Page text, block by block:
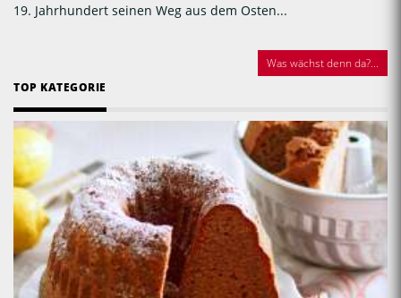
19. Jahrhundert seinen Weg aus dem Osten...
Was wächst denn da?...
TOP KATEGORIE